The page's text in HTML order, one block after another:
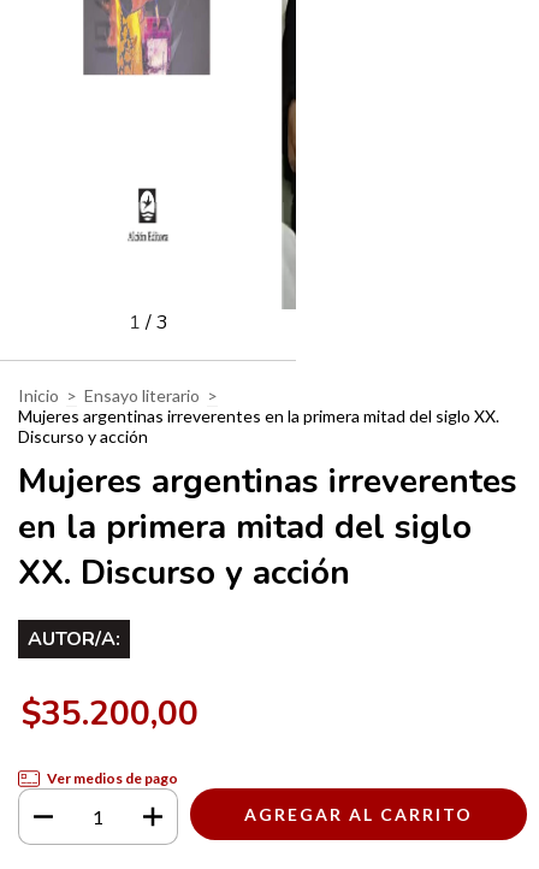
1/3
Inicio > Ensayo literario >
Mujeres argentinas irreverentes en la primera mitad del siglo XX.
Discurso y acción
Mujeres argentinas irreverentes
en la primera mitad del siglo
XX. Discurso y acción
AUTOR/A:
$35.200,00
Ver medios de pago